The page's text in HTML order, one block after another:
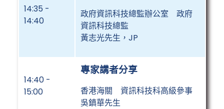
14:35 -
14:40
政府資訊科技總監辦公室 政府
資訊科技總監
黃志光先生，JP
14:40 -
15:00
專家講者分享
香港海關 資訊科技科高級參事
吳鎮華先生